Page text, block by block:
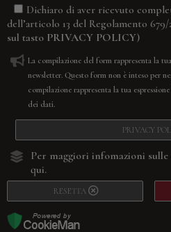
Dichiaro di aver ricevuto
dell’articolo 13 del Regolamento 679/
sul tasto PRIVACY POLICY)
La compilazione del form rappresenta la
newsletter. Questo form non è inteso per
compilazione rappresenta la tua
dei dati.
PRIVACY
Per maggiori infomazioni
qui.
RESETTA